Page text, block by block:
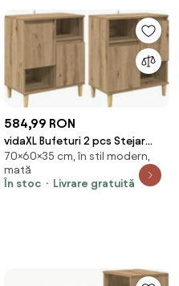
584,99 RON
vidaXL Bufeturi 2 pcs Stejar
Artizanal 60 x 35 x 70 cm Lemn
compozit
70×60×35 cm, în stil modern,
mată
În stoc
Livrare gratuită